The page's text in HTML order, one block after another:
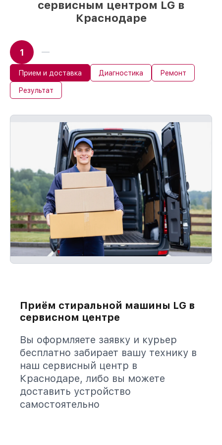
сервисным центром LG в
Краснодаре
1
Прием и доставка Диагностика Ремонт
Результат
Приём стиральной машины LG в
сервисном центре
Вы оформляете заявку и курьер
бесплатно забирает вашу технику в
наш сервисный центр в
Краснодаре, либо вы можете
доставить устройство
самостоятельно